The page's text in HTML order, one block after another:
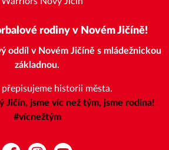
rodiny v Novém Jičíně!
oddíl v Novém Jičíně s mládežnickou
základnou.
přepisujeme historii města.
Jičín, jsme víc než tým, jsme rodina!
#vícnežtým